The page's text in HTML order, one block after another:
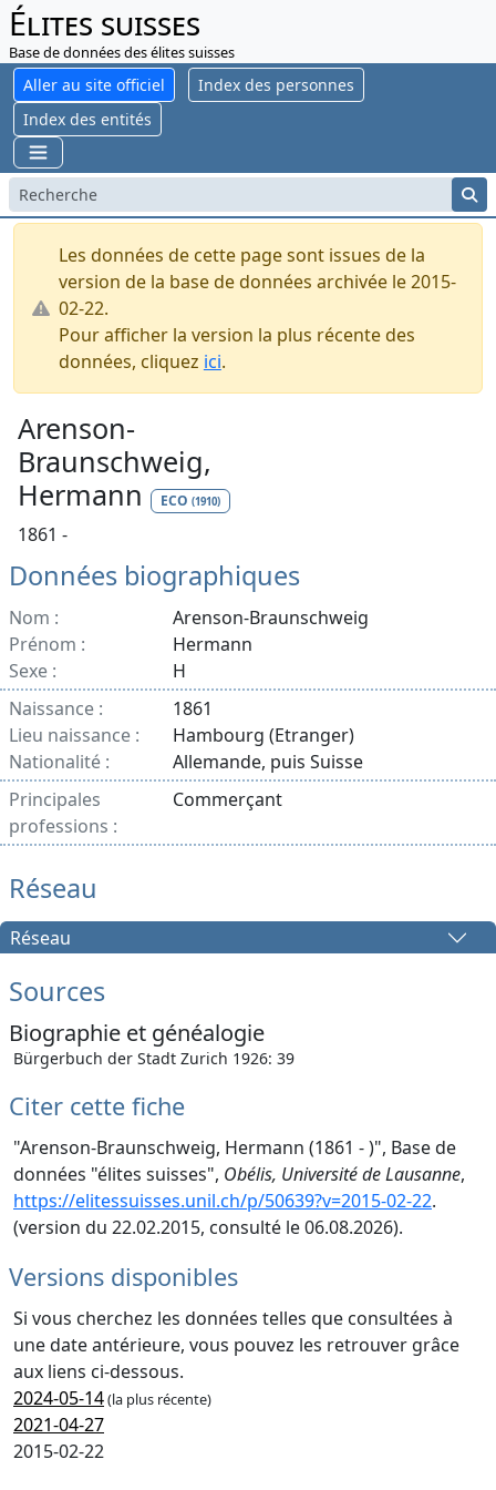
Élites suisses
Base de données des élites suisses
Aller au site officiel
Index des personnes
Index des entités
Les données de cette page sont issues de la
version de la base de données archivée le 2015-
02-22.
Pour afficher la version la plus récente des
données, cliquez ici.
Arenson-
Braunschweig,
Hermann
ECO (1910)
1861 -
Données biographiques
Nom :
Arenson-Braunschweig
Prénom :
Hermann
Sexe :
H
Naissance :
1861
Lieu naissance :
Hambourg (Etranger)
Nationalité :
Allemande, puis Suisse
Principales
professions :
Commerçant
Réseau
Réseau
Sources
Biographie et généalogie
Bürgerbuch der Stadt Zurich 1926: 39
Citer cette fiche
"Arenson-Braunschweig, Hermann (1861 - )", Base de
données "élites suisses", Obélis, Université de Lausanne,
https://elitessuisses.unil.ch/p/50639?v=2015-02-22.
(version du 22.02.2015, consulté le 06.08.2026).
Versions disponibles
Si vous cherchez les données telles que consultées à
une date antérieure, vous pouvez les retrouver grâce
aux liens ci-dessous.
2024-05-14(la plus récente)
2021-04-27
2015-02-22